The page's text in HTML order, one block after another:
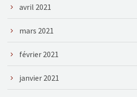
avril 2021
mars 2021
février 2021
janvier 2021